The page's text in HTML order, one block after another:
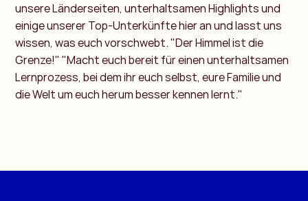
unsere Länderseiten, unterhaltsamen Highlights und
einige unserer Top-Unterkünfte hier an und lasst uns
wissen, was euch vorschwebt. "Der Himmel ist die
Grenze!" "Macht euch bereit für einen unterhaltsamen
Lernprozess, bei dem ihr euch selbst, eure Familie und
die Welt um euch herum besser kennen lernt."